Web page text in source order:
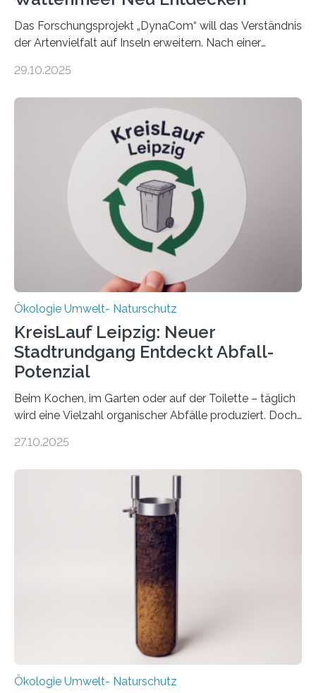
Das Forschungsprojekt „DynaCom“ will das Verständnis
der Artenvielfalt auf Inseln erweitern. Nach einer
Beobachtungen im Wattenmeer ist nun eine große
Oldenburg befassen sich insbesondere damit, wie ein
Ökosystem gedeiht – und wie sich dieser Prozess
verlässlich prognostizieren lässt. Grünes Licht für
„DynaCom“: Die Deutsche Forschungsgemeinschaft
(DFG) fördert das Anfang 2019 gestartete
Forschungsprojekt an der Universität Oldenburg für
zwei weitere Jahre mit rund 1,2 Millionen Euro. „Wir
freuen uns sehr über…
29.10.2025
Ökologie Umwelt- Naturschutz
KreisLauf Leipzig: Neuer
Stadtrundgang Entdeckt Abfall-
Potenzial
Beim Kochen, im Garten oder auf der Toilette – täglich
wird eine Vielzahl organischer Abfälle produziert. Doch
Potenzial nur dann entfalten können, wenn sie in
Veränderung der Wirtschaft wichtig ist, zeigt der vom
Deutschen Biomasseforschungszentrum und der
Stadtreinigung Leipzig konzipierte und am 24. Oktober
2025 offiziell eingeweihte Stadtrundgang „KreisLauf“. Er
ist ab sofort im Leipziger Stadtgebiet…
27.10.2025
Ökologie Umwelt- Naturschutz